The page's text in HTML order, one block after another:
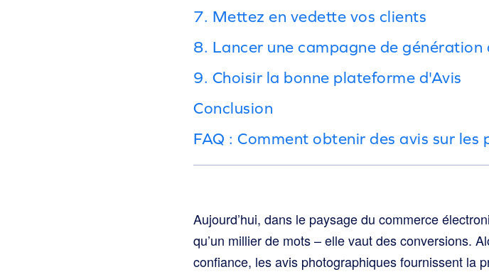
7. Mettez en vedette vos clients
8. Lancer une campagne de génération
9. Choisir la bonne plateforme d'Avis
Conclusion
FAQ : Comment obtenir des avis sur les
Aujourd’hui, dans le paysage du commerce
qu’un millier de mots – elle vaut des conversions.
confiance, les avis photographiques fournissent la